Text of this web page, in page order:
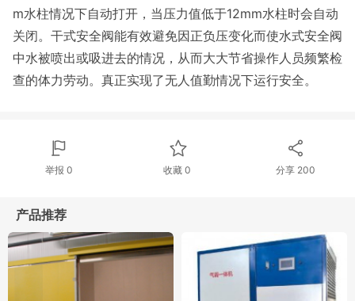
m水柱情况下自动打开，当压力值低于12mm水柱时会自动
关闭。干式安全阀能有效避免因正负压变化而使水式安全阀
中水被喷出或吸进去的情况，从而大大节省操作人员频繁检
查的体力劳动。真正实现了无人值勤情况下运行安全。
举报 0 收藏 0 分享 200
产品推荐